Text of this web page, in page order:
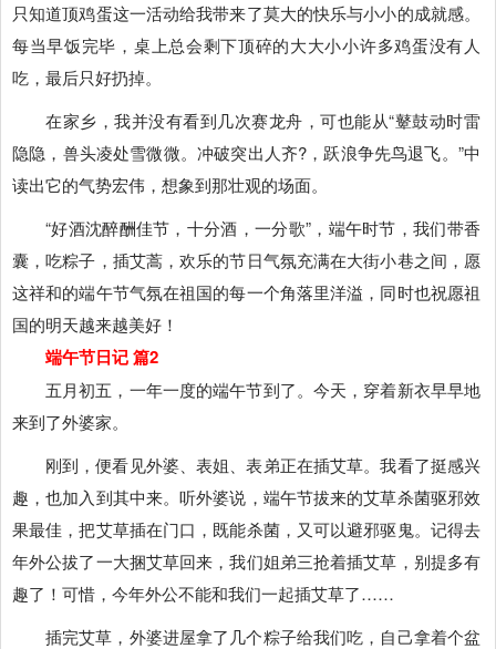
只知道顶鸡蛋这一活动给我带来了莫大的快乐与小小的成就感。
每当早饭完毕，桌上总会剩下顶碎的大大小小许多鸡蛋没有人
吃，最后只好扔掉。
在家乡，我并没有看到几次赛龙舟，可也能从“鼙鼓动时雷
隐隐，兽头凌处雪微微。冲破突出人齐?，跃浪争先鸟退飞。”中
读出它的气势宏伟，想象到那壮观的场面。
“好酒沈醉酬佳节，十分酒，一分歌”，端午时节，我们带香
囊，吃粽子，插艾蒿，欢乐的节日气氛充满在大街小巷之间，愿
这祥和的端午节气氛在祖国的每一个角落里洋溢，同时也祝愿祖
国的明天越来越美好！
端午节日记 篇2
五月初五，一年一度的端午节到了。今天，穿着新衣早早地
来到了外婆家。
刚到，便看见外婆、表姐、表弟正在插艾草。我看了挺感兴
趣，也加入到其中来。听外婆说，端午节拔来的艾草杀菌驱邪效
果最佳，把艾草插在门口，既能杀菌，又可以避邪驱鬼。记得去
年外公拔了一大捆艾草回来，我们姐弟三抢着插艾草，别提多有
趣了！可惜，今年外公不能和我们一起插艾草了……
插完艾草，外婆进屋拿了几个粽子给我们吃，自己拿着个盆